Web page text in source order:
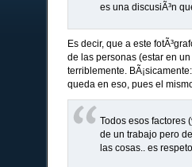
es una discusiÃ³n
Es decir, que a este
de las personas (estar en
terriblemente.
queda en eso, pues el
Todos esos factores
de un trabajo pero
las cosas.. es